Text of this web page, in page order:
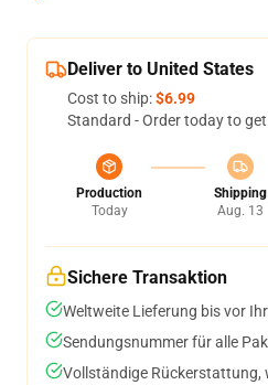
Deliver to United States
Cost to ship:$6.99
Standard - Order today to
Production
Today
Shipping
Aug. 13
Sichere Transaktion
Weltweite Lieferung bis vor
Sendungsnummer für alle
Vollständige Rückerstattung,